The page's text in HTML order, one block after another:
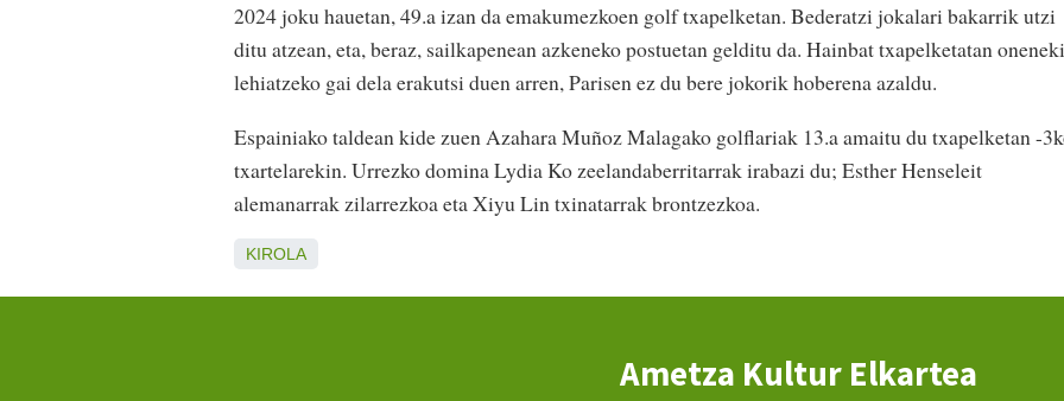
2024 joku hauetan, 49.a izan da emakumezkoen golf txapelketan. Bederatzi jokalari bakarrik utzi
ditu atzean, eta, beraz, sailkapenean azkeneko postuetan gelditu da. Hainbat txapelketatan
lehiatzeko gai dela erakutsi duen arren, Parisen ez du bere jokorik hoberena azaldu.
Espainiako taldean kide zuen Azahara Muñoz Malagako golflariak 13.a amaitu du txapelketan -
txartelarekin. Urrezko domina Lydia Ko zeelandaberritarrak irabazi du; Esther Henseleit
alemanarrak zilarrezkoa eta Xiyu Lin txinatarrak brontzezkoa.
KIROLA
Ametza Kultur Elkartea